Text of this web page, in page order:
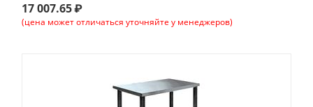
17 007.65₽
(цена может отличаться уточняйте у менеджеров)